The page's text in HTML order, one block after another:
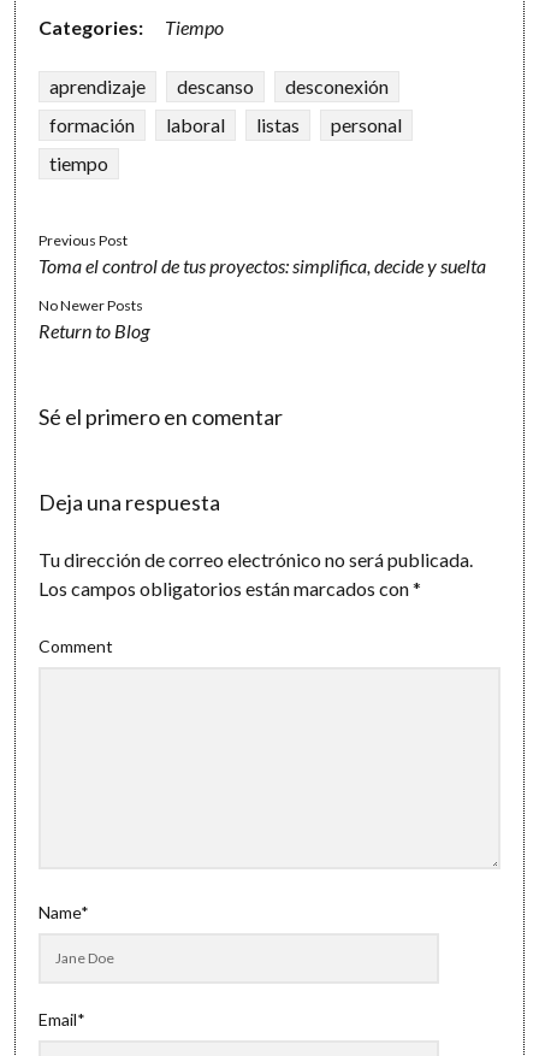
Categories: Tiempo
aprendizaje descanso
desconexión
formación
laboral listas
personal
tiempo
Previous Post
Toma el control de tus proyectos: simplifica, decide y suelta
No Newer Posts
Return to Blog
Sé el primero en comentar
Deja una respuesta
Tu dirección de correo electrónico no será publicada.
Los campos obligatorios están marcados con*
Comment
Name*
Email*